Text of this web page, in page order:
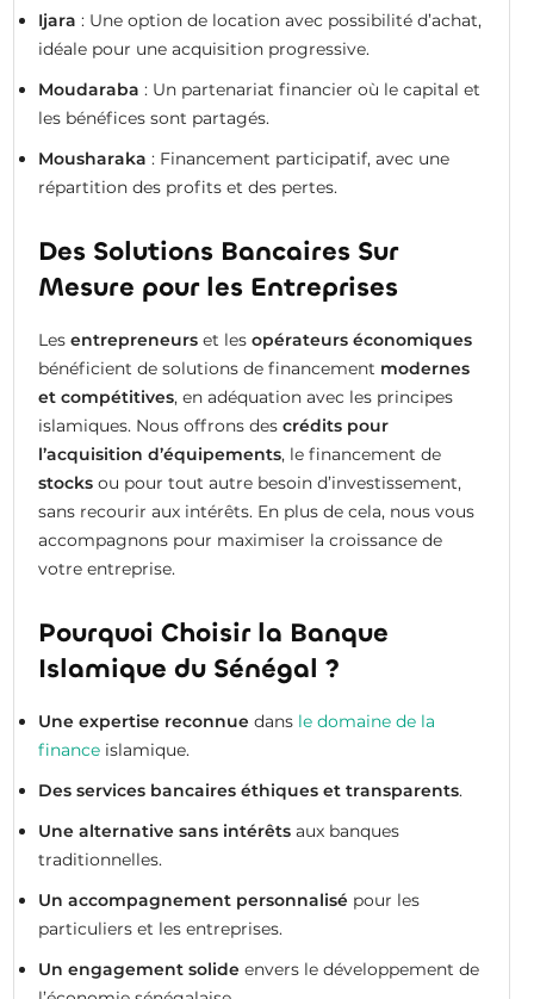
Ijara : Une option de location avec possibilité d’achat,
idéale pour une acquisition progressive.
Moudaraba : Un partenariat financier où le capital et
les bénéfices sont partagés.
Mousharaka : Financement participatif, avec une
répartition des profits et des pertes.
Des Solutions Bancaires Sur
Mesure pour les Entreprises
Les entrepreneurset les opérateurs économiques
bénéficient de solutions de financement modernes
et compétitives, en adéquation avec les principes
islamiques. Nous offrons des crédits pour
l’acquisition d’équipements, le financement de
stocksou pour tout autre besoin d’investissement,
sans recourir aux intérêts. En plus de cela, nous vous
accompagnons pour maximiser la croissance de
votre entreprise.
Pourquoi Choisir la Banque
Islamique du Sénégal ?
Une expertise reconnuedans le domaine de la
financeislamique.
Des services bancaires éthiques et transparents.
Une alternative sans intérêtsaux banques
traditionnelles.
Un accompagnement personnalisépour les
particuliers et les entreprises.
Un engagement solideenvers le développement de